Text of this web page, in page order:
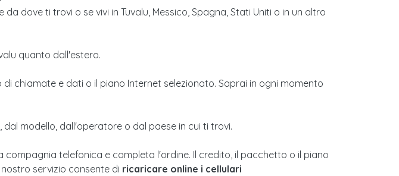
da dove ti trovi o se vivi in Tuvalu, Messico, Spagna, Stati Uniti o in un altro
quanto dall'estero.
chiamate e dati o il piano Internet selezionato. Saprai in ogni momento
modello, dall'operatore o dal paese in cui ti trovi.
telefonica e completa l'ordine. Il credito, il pacchetto o il piano
servizio consente di ricaricare online i cellulari